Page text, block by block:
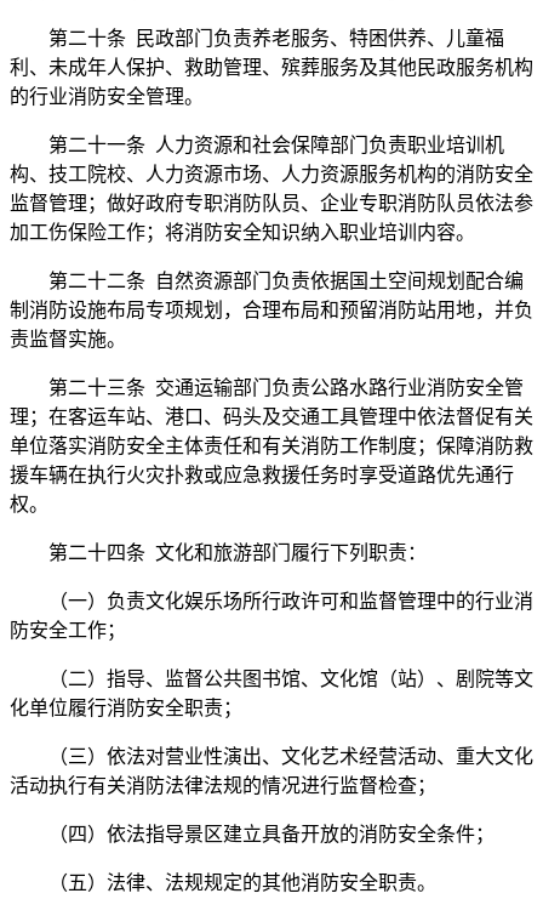
第二十条 民政部门负责养老服务、特困供养、儿童福
利、未成年人保护、救助管理、殡葬服务及其他民政服务机构
的行业消防安全管理。
第二十一条 人力资源和社会保障部门负责职业培训机
构、技工院校、人力资源市场、人力资源服务机构的消防安全
监督管理；做好政府专职消防队员、企业专职消防队员依法参
加工伤保险工作；将消防安全知识纳入职业培训内容。
第二十二条 自然资源部门负责依据国土空间规划配合编
制消防设施布局专项规划，合理布局和预留消防站用地，并负
责监督实施。
第二十三条 交通运输部门负责公路水路行业消防安全管
理；在客运车站、港口、码头及交通工具管理中依法督促有关
单位落实消防安全主体责任和有关消防工作制度；保障消防救
援车辆在执行火灾扑救或应急救援任务时享受道路优先通行
权。
第二十四条 文化和旅游部门履行下列职责：
（一）负责文化娱乐场所行政许可和监督管理中的行业消
防安全工作；
（二）指导、监督公共图书馆、文化馆（站）、剧院等文
化单位履行消防安全职责；
（三）依法对营业性演出、文化艺术经营活动、重大文化
活动执行有关消防法律法规的情况进行监督检查；
（四）依法指导景区建立具备开放的消防安全条件；
（五）法律、法规规定的其他消防安全职责。